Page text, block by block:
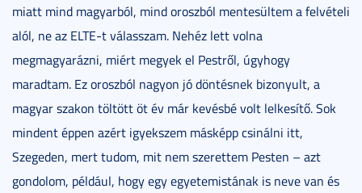
miatt mind magyarból, mind oroszból mentesültem a felvételi
alól, ne az ELTE-t válasszam. Nehéz lett volna
megmagyarázni, miért megyek el Pestről, úgyhogy
maradtam. Ez oroszból nagyon jó döntésnek bizonyult, a
magyar szakon töltött öt év már kevésbé volt lelkesítő. Sok
mindent éppen azért igyekszem másképp csinálni itt,
Szegeden, mert tudom, mit nem szerettem Pesten – azt
gondolom, például, hogy egy egyetemistának is neve van és